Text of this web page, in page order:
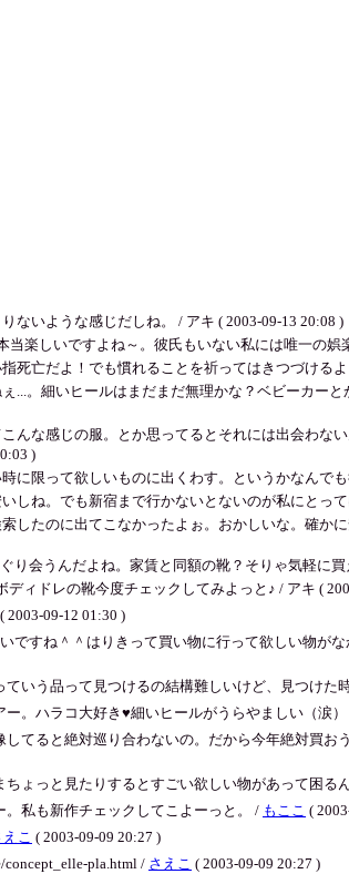
いような感じだしね。 / アキ ( 2003-09-13 20:08 )
楽しいですよね～。彼氏もいない私には唯一の娯
亡だよ！でも慣れることを祈ってはきつづけるよ
。細いヒールはまだまだ無理かな？ベビーカー
な感じの服。とか思ってるとそれには出会わな
)
限って欲しいものに出くわす。というかなんで
ね。でも新宿まで行かないとないのが私にとって
たのに出てこなかったよぉ。おかしいな。確か
会うんだよね。家賃と同額の靴？そりゃ気軽に
ィドレの靴今度チェックしてみよっと♪ / アキ (
( 2003-09-12 01:30 )
ですね＾＾はりきって買い物に行って欲しい物が
いう品って見つけるの結構難しいけど、見つけた
。ハラコ大好き♥細いヒールがうらやましい（涙）
てると絶対巡り合わないの。だから今年絶対買
ょっと見たりするとすごい欲しい物があって困る
私も新作チェックしてこよーっと。 / もここ (
えこ ( 2003-09-09 20:27 )
pla.html / さえこ ( 2003-09-09 20:27 )